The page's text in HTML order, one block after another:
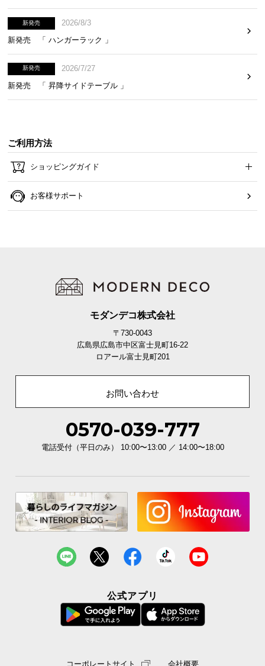
新発売
2026/8/3
新発売 「 ハンガーラック 」
新発売
2026/7/27
新発売 「 昇降サイドテーブル 」
ご利用方法
ショッピングガイド
お客様サポート
モダンデコ株式会社
〒730-0043
広島県広島市中区富士見町16-22
ロアール富士見町201
お問い合わせ
0570-039-777
電話受付（平日のみ） 10:00〜13:00 ／ 14:00〜18:00
公式アプリ
コーポレートサイト 会社概要